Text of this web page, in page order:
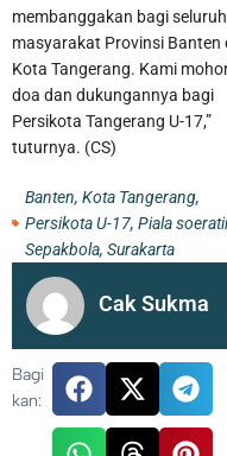
Kurangi Beban
Berencana Buka TPS3R
membanggakan bagi seluruh
masyarakat Provinsi Banten
Kota Tangerang. Kami
doa dan dukungannya bagi
Persikota Tangerang U-17,”
tuturnya. (CS)
Banten,Kota Tangerang,
Persikota U-17,Piala
Sepakbola,Surakarta
Cak Sukma
Bagi
kan: